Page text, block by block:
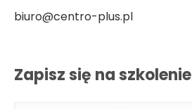
biuro@centro-plus.pl
Zapisz się na szkolenie